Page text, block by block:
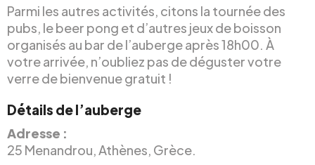
Parmi les autres activités, citons la tournée des
pubs, le beer pong et d’autres jeux de boisson
organisés au bar de l’auberge après 18h00. À
votre arrivée, n’oubliez pas de déguster votre
verre de bienvenue gratuit !
Détails de l’auberge
Adresse :
25 Menandrou, Athènes, Grèce.